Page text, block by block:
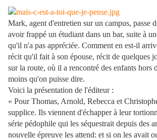
Mark, agent d'entretien sur un campus, passe
avoir frappé un étudiant dans un bar, suite à
qu'il n'a pas appréciée. Comment en est-il
récit qu'il fait à son épouse, récit de quelques
sur la route, où il a rencontré des enfants hors
moins qu'on puisse dire.
Voici la présentation de l'éditeur :
« Pour Thomas, Arnold, Rebecca et
supplice. Ils viennent d'échapper à leur
série pédophile qui les séquestrait depuis des
nouvelle épreuve les attend: et si on les avait